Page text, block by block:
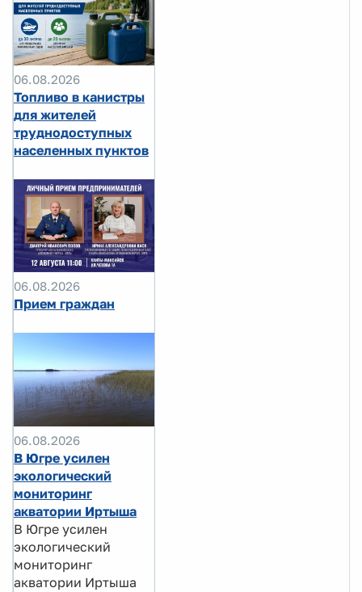
06.08.2026
Топливо в канистры
для жителей
труднодоступных
населенных пунктов
06.08.2026
Прием граждан
06.08.2026
В Югре усилен
экологический
мониторинг
акватории Иртыша
В Югре усилен
экологический
мониторинг
акватории Иртыша